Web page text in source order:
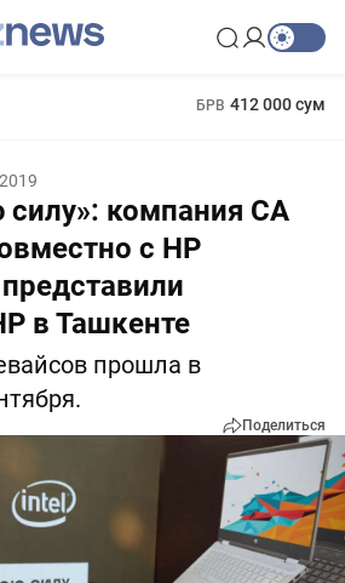
БРВ 412 000 сум
компания CA
с HP
в Ташкенте
прошла в
Поделиться